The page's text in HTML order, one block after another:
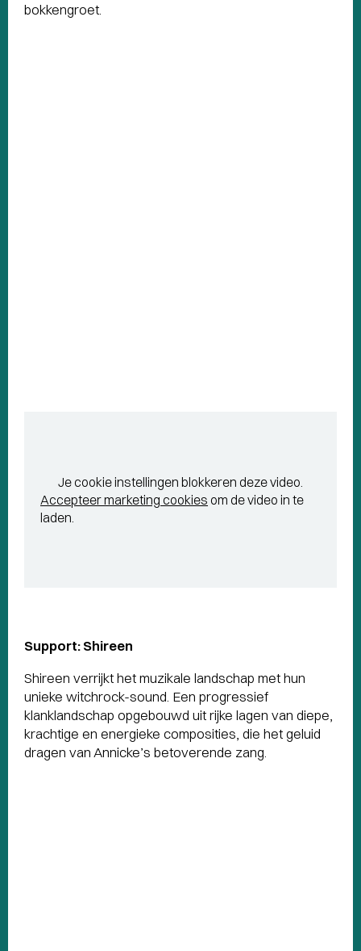
bokkengroet.
Je cookie instellingen blokkeren deze video.
Accepteer marketing cookies om de video in te
laden.
Support: Shireen
Shireen verrijkt het muzikale landschap met hun
unieke witchrock-sound. Een progressief
klanklandschap opgebouwd uit rijke lagen van diepe,
krachtige en energieke composities, die het geluid
dragen van Annicke’s betoverende zang.